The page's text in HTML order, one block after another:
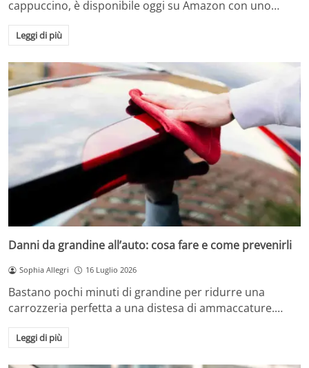
cappuccino, è disponibile oggi su Amazon con uno…
Leggi di più
Danni da grandine all’auto: cosa fare e come prevenirli
Sophia Allegri 16 Luglio 2026
Bastano pochi minuti di grandine per ridurre una
carrozzeria perfetta a una distesa di ammaccature.…
Leggi di più